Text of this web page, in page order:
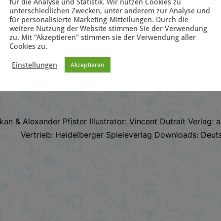
2016 – TAG 5:
& Alexander Pfister Illustrator: Vincent Dutrait Verlag:
Vertrieb: Heidelberger Spieleverlag Downloads:
für die Analyse und Statistik. Wir nutzen Cookies zu
unterschiedlichen Zwecken, unter anderem zur Analyse und
für personalisierte Marketing-Mitteilungen. Durch die
weitere Nutzung der Website stimmen Sie der Verwendung
zu. Mit "Akzeptieren" stimmen sie der Verwendung aller
Cookies zu.
Einstellungen Akzeptieren